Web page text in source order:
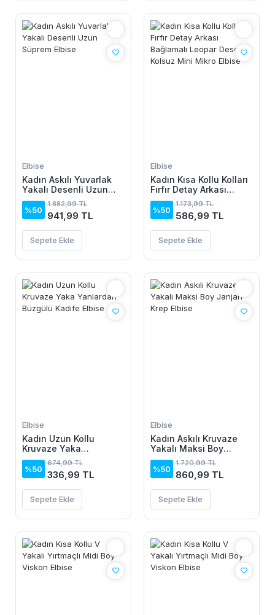
Elbise
Kadın Askılı Yuvarlak
Yakalı Desenli Uzun
Süprem Elbise
%50
1.882,99 TL
941,99 TL
Sepete Ekle
Elbise
Kadın Kısa Kollu Kolları
Fırfır Detay Arkası
Bağlamalı Leopar
Desen Kolsuz Mini
Mikro Elbise
%50
1.173,99 TL
586,99 TL
Sepete Ekle
Elbise
Kadın Uzun Kollu
Kruvaze Yaka
Yanlardan Büzgülü
Kadife Elbise
%50
674,99 TL
336,99 TL
Sepete Ekle
Elbise
Kadın Askılı Kruvaze
Yakalı Maksi Boy
Janjan Krep Elbise
%50
1.720,99 TL
860,99 TL
Sepete Ekle